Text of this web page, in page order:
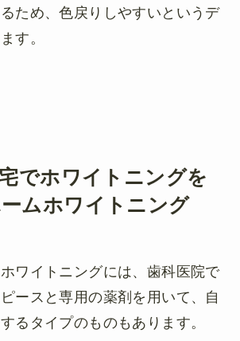
ため、色戻りしやすいというデ
す。
でホワイトニングを
ムホワイトニング
ワイトニングには、歯科医院で
ースと専用の薬剤を用いて、自
るタイプのものもあります。